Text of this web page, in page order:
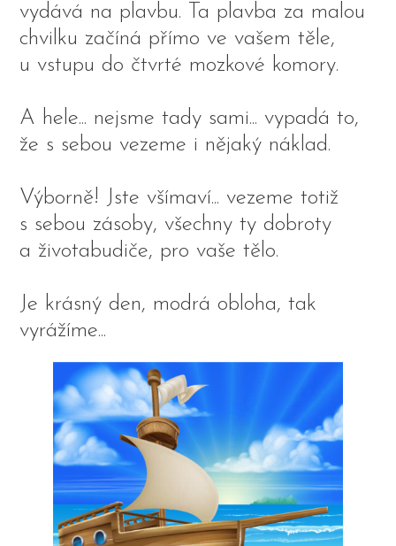
vydává na plavbu. Ta plavba za malou
chvilku začíná přímo ve vašem těle,
u vstupu do čtvrté mozkové komory.
A hele... nejsme tady sami... vypadá to,
že s sebou vezeme i nějaký náklad.
Výborně! Jste všímaví... vezeme totiž
s sebou zásoby, všechny ty dobroty
a životabudiče, pro vaše tělo.
Je krásný den, modrá obloha, tak
vyrážíme...